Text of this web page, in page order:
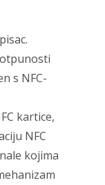
s NFC-
kartice,
NFC
kojima